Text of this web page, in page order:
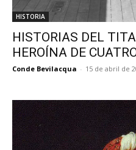
HISTORIA
HISTORIAS DEL
HEROÍNA DE
Conde Bevilacqua - 15 de abril de